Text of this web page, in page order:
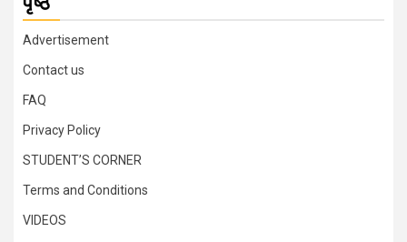
Advertisement
Contact us
FAQ
Privacy Policy
STUDENT’S CORNER
Terms and Conditions
VIDEOS